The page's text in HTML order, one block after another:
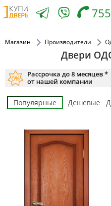
Магазин Производители
Двери
Рассрочка до 8 месяцев *
от нашей компании
Популярные Дешевые